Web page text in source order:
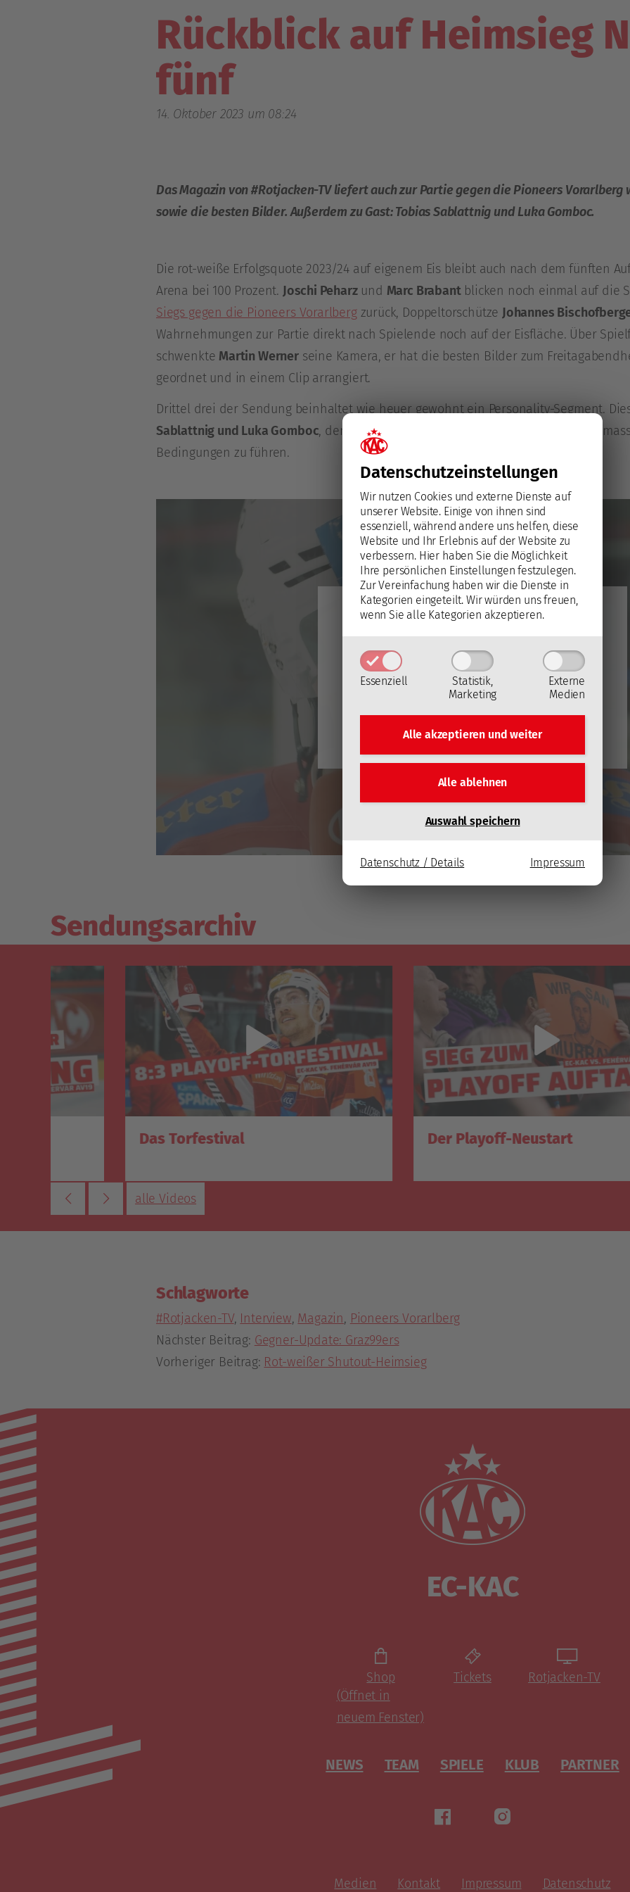
Datenschutz­einstellungen
Wir nutzen Cookies und externe Dienste auf
unserer Website. Einige von ihnen sind
essenziell, während andere uns helfen, diese
Website und Ihr Erlebnis auf der Website zu
verbessern. Hier haben Sie die Möglichkeit
Ihre persönlichen Einstellungen festzulegen.
Zur Vereinfachung haben wir die Dienste in
Kategorien eingeteilt. Wir würden uns freuen,
wenn Sie alle Kategorien akzeptieren.
Essenziell
Statistik,
Marketing
Externe
Medien
Alle akzeptieren undweiter
Alle ablehnen
Auswahl speichern
Datenschutz / Details Impressum
Rückblick auf Heimsieg
fünf
14. Oktober 2023 um 08:24
Das Magazin von #Rotjacken-TV liefert auch zur Partie gegen die Pioneers
sowie die besten Bilder. Außerdem zu Gast: Tobias Sablattnig und Luka Gomboc.
Die rot-weiße Erfolgsquote 2023/24 auf eigenem Eis bleibt auch nach dem fünften
Arena bei 100 Prozent. Joschi Peharzund Marc Brabantblicken noch einmal auf die
Siegs gegen die Pioneers Vorarlbergzurück, Doppeltorschütze Johannes
Wahrnehmungen zur Partie direkt nach Spielende noch auf der Eisfläche. Über
schwenkte Martin Wernerseine Kamera, er hat die besten Bilder zum
geordnet und in einem Clip arrangiert.
Drittel drei der Sendung beinhaltet wie heuer gewohnt ein Personality-Segment.
Sablattnig und Luka Gomboc, den „World’s Hardest Small Talk“
unter akustisch
Bedingungen zu führen.
YouTube
Mit dem Laden des Videos akzeptieren Sie die
Datenschutzerklärung von YouTube
(Öffnet in
neuem Fenster)
YouTube immer automatisch laden
Sendungsarchiv
Das Torfestival Der Playoff-Neustart
alle Videos
Schlagworte
#Rotjacken-TV, Interview, Magazin, Pioneers Vorarlberg
Nächster Beitrag: Gegner-Update: Graz99ers
Vorheriger Beitrag: Rot-weißer Shutout-Heimsieg
EC-KAC
Shop
(Öffnet in
neuem Fenster)
Tickets Rotjacken-TV
NEWS TEAM SPIELE KLUB PARTNER
Medien Kontakt Impressum Datenschutz